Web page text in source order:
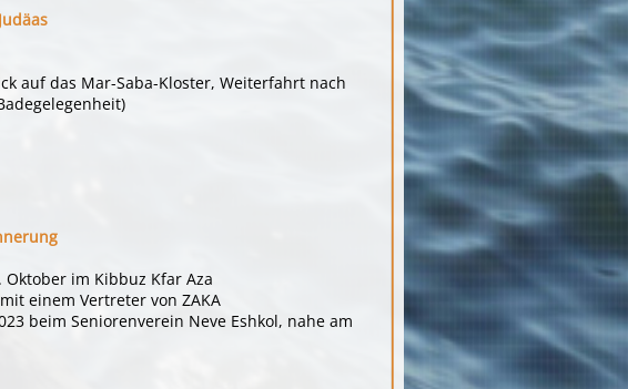
auf das Mar-Saba-Kloster, Weiterfahrt nach
im Kibbuz Kfar Aza
einem Vertreter von ZAKA
beim Seniorenverein Neve Eshkol, nahe am